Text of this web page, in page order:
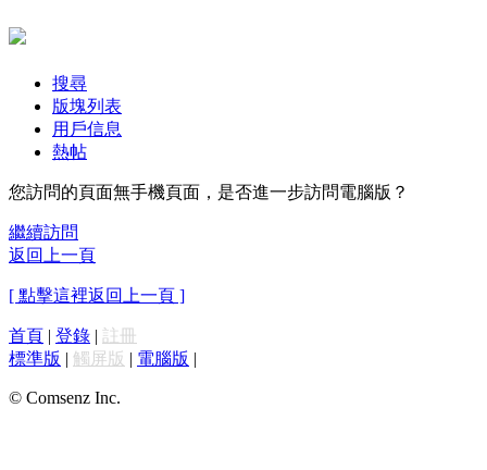
搜尋
版塊列表
用戶信息
熱帖
您訪問的頁面無手機頁面，是否進一步訪問電腦版？
繼續訪問
返回上一頁
[ 點擊這裡返回上一頁 ]
首頁 | 登錄 | 註冊
標準版 | 觸屏版 | 電腦版 |
© Comsenz Inc.